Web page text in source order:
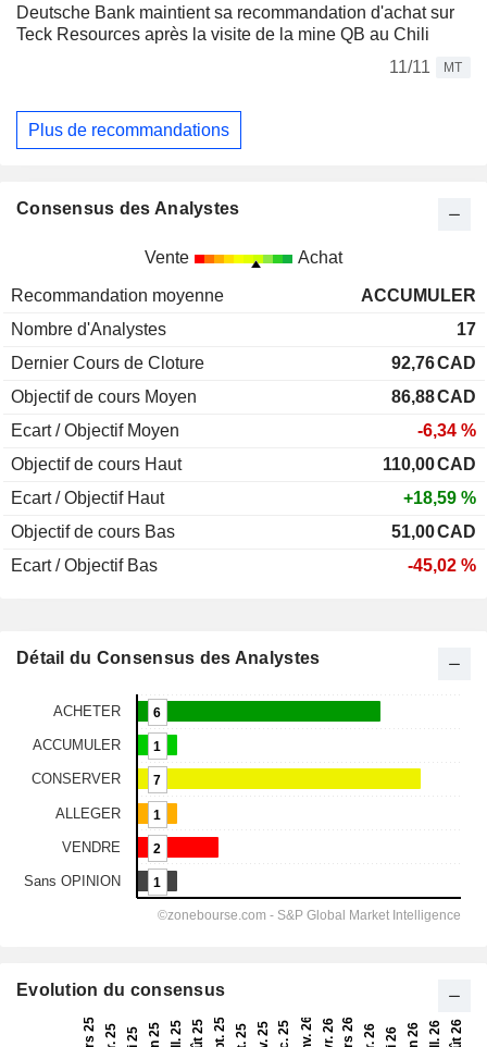
Deutsche Bank maintient sa recommandation d'achat sur
Teck Resources après la visite de la mine QB au Chili
11/11
MT
Plus de recommandations
Consensus des Analystes
Vente Achat
Recommandation moyenne
ACCUMULER
Nombre d'Analystes
17
Dernier Cours de Cloture
92,76CAD
Objectif de cours Moyen
86,88CAD
Ecart / Objectif Moyen
-6,34 %
Objectif de cours Haut
110,00CAD
Ecart / Objectif Haut
+18,59 %
Objectif de cours Bas
51,00CAD
Ecart / Objectif Bas
-45,02 %
Détail du Consensus des Analystes
Evolution du consensus